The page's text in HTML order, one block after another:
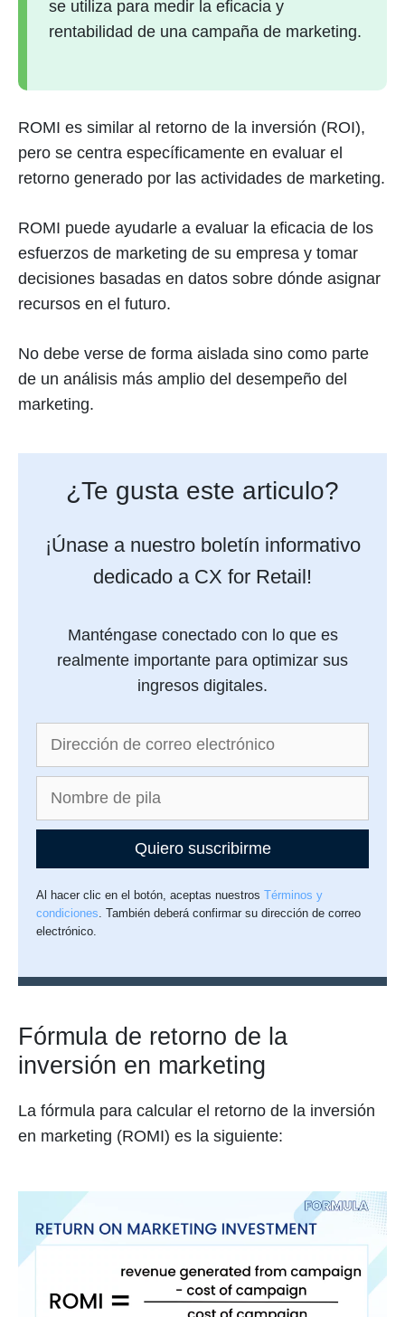
se utiliza para medir la eficacia y
rentabilidad de una campaña de marketing.
ROMI es similar al retorno de la inversión (ROI),
pero se centra específicamente en evaluar el
retorno generado por las actividades de marketing.
ROMI puede ayudarle a evaluar la eficacia de los
esfuerzos de marketing de su empresa y tomar
decisiones basadas en datos sobre dónde asignar
recursos en el futuro.
No debe verse de forma aislada sino como parte
de un análisis más amplio del desempeño del
marketing.
¿Te gusta este articulo?
¡Únase a nuestro boletín informativo
dedicado a CX for Retail!
Manténgase conectado con lo que es
realmente importante para optimizar sus
ingresos digitales.
Quiero suscribirme
Al hacer clic en el botón, aceptas nuestrosTérminos y
condiciones. También deberá confirmar su dirección de correo
electrónico.
Fórmula de retorno de la
inversión en marketing
La fórmula para calcular el retorno de la inversión
en marketing (ROMI) es la siguiente: